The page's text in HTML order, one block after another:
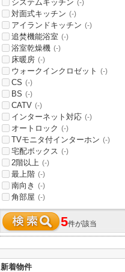
システムキッチン (-)
対面式キッチン (-)
アイランドキッチン (-)
追焚機能浴室 (-)
浴室乾燥機 (-)
床暖房 (-)
ウォークインクロゼット (-)
CS (-)
BS (-)
CATV (-)
インターネット対応 (-)
オートロック (-)
TVモニタ付インターホン (-)
宅配ボックス (-)
2階以上 (-)
最上階 (-)
南向き (-)
角部屋 (-)
5件が該当
新着物件